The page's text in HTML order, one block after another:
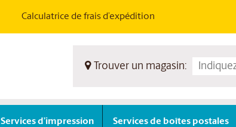
Calculatrice de frais d’expédition
Trouver un magasin:
Services d’impression Services de boîtes postales